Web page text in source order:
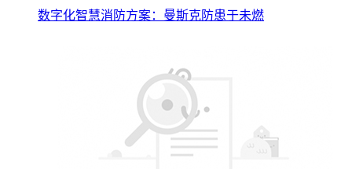
数字化智慧消防方案：曼斯克防患于未燃